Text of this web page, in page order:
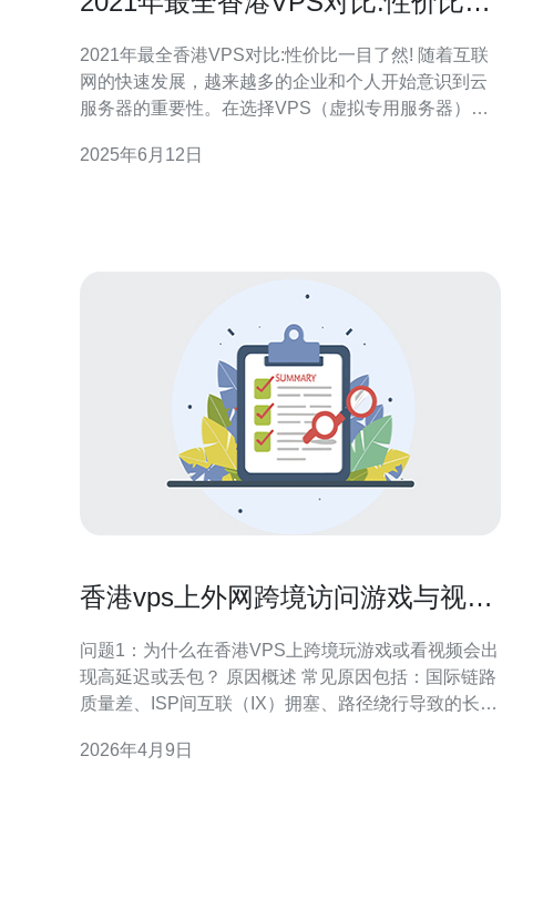
2021年最全香港VPS对比:性价比一目了然! 随着互联
网的快速发展，越来越多的企业和个人开始意识到云
服务器的重要性。在选择VPS（虚拟专用服务器）
2021年香港地区最全的VPS服务商，并进行性价比对
2025年6月12日
香港vps上外网跨境访问游戏与视频
问题1：为什么在香港VPS上跨境玩游戏或看视频会出
现高延迟或丢包？ 原因概述 常见原因包括：国际链路
质量差、ISP间互联（IX）拥塞、路径绕行导致的长跳
发限制。诊断时重点看延迟（latency）、抖动
2026年4月9日